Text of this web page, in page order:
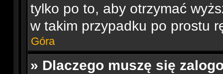
tylko po to, aby otrzymać
w takim przypadku po prostu
Góra
» Dlaczego muszę się